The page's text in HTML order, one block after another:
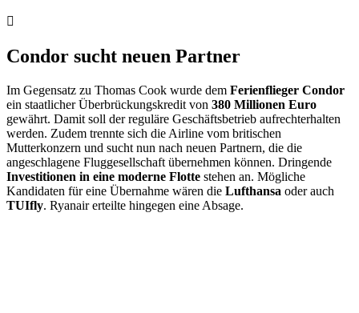
Condor sucht neuen Partner
Im Gegensatz zu Thomas Cook wurde dem Ferienflieger Condor
ein staatlicher Überbrückungskredit von 380 Millionen Euro
gewährt. Damit soll der reguläre Geschäftsbetrieb aufrechterhalten
werden. Zudem trennte sich die Airline vom britischen
Mutterkonzern und sucht nun nach neuen Partnern, die die
angeschlagene Fluggesellschaft übernehmen können. Dringende
Investitionen in eine moderne Flotte stehen an. Mögliche
Kandidaten für eine Übernahme wären die Lufthansa oder auch
TUIfly. Ryanair erteilte hingegen eine Absage.